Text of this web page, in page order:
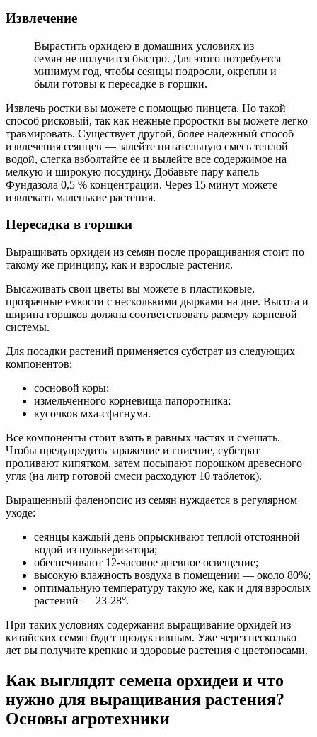
Извлечение
Вырастить орхидею в домашних условиях из
семян не получится быстро. Для этого потребуется
минимум год, чтобы сеянцы подросли, окрепли и
были готовы к пересадке в горшки.
Извлечь ростки вы можете с помощью пинцета. Но такой
способ рисковый, так как нежные проростки вы можете легко
травмировать. Существует другой, более надежный способ
извлечения сеянцев — залейте питательную смесь теплой
водой, слегка взболтайте ее и вылейте все содержимое на
мелкую и широкую посудину. Добавьте пару капель
Фундазола 0,5 % концентрации. Через 15 минут можете
извлекать маленькие растения.
Пересадка в горшки
Выращивать орхидеи из семян после проращивания стоит по
такому же принципу, как и взрослые растения.
Высаживать свои цветы вы можете в пластиковые,
прозрачные емкости с несколькими дырками на дне. Высота и
ширина горшков должна соответствовать размеру корневой
системы.
Для посадки растений применяется субстрат из следующих
компонентов:
сосновой коры;
измельченного корневища папоротника;
кусочков мха-сфагнума.
Все компоненты стоит взять в равных частях и смешать.
Чтобы предупредить заражение и гниение, субстрат
проливают кипятком, затем посыпают порошком древесного
угля (на литр готовой смеси расходуют 10 таблеток).
Выращенный фаленопсис из семян нуждается в регулярном
уходе:
сеянцы каждый день опрыскивают теплой отстоянной
водой из пульверизатора;
обеспечивают 12-часовое дневное освещение;
высокую влажность воздуха в помещении — около 80%;
оптимальную температуру такую же, как и для взрослых
растений — 23-28°.
При таких условиях содержания выращивание орхидей из
китайских семян будет продуктивным. Уже через несколько
лет вы получите крепкие и здоровые растения с цветоносами.
Как выглядят семена орхидеи и что
нужно для выращивания растения?
Основы агротехники